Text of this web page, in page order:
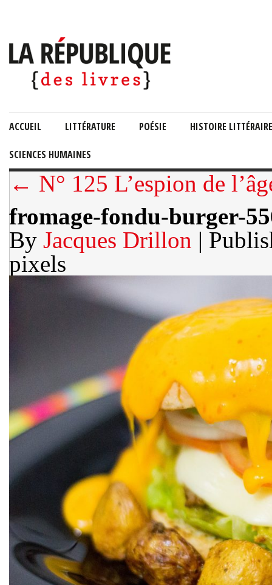
ACCUEIL LITTÉRATURE POÉSIE HISTOIRE LITTÉRAIRE
SCIENCES HUMAINES
← N° 125 L’espion de
fromage-fondu-burger-
By Jacques Drillon |
pixels